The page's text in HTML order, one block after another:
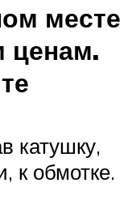
месте
ценам.
катушку,
к обмотке.